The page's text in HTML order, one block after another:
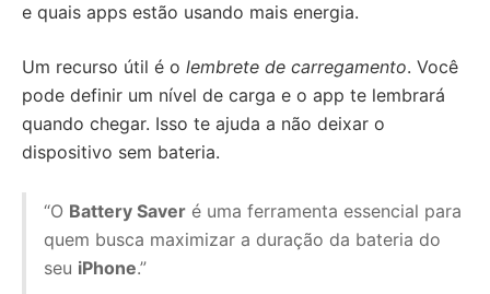
e quais apps estão usando mais energia.
Um recurso útil é o lembrete de carregamento. Você
pode definir um nível de carga e o app te lembrará
quando chegar. Isso te ajuda a não deixar o
dispositivo sem bateria.
“O Battery Saver é uma ferramenta essencial para
quem busca maximizar a duração da bateria do
seu iPhone.”